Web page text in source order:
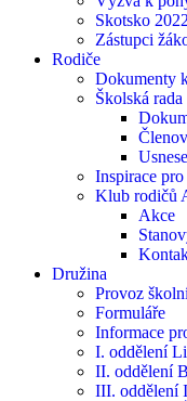
Skotsko 2022
Zástupci
Rodiče
Dokumenty
Školská rada
Inspirace pro
Klub rodičů
Akce
Družina
Provoz
Formuláře
Informace
I. oddělení
II. oddělení
III. oddělení